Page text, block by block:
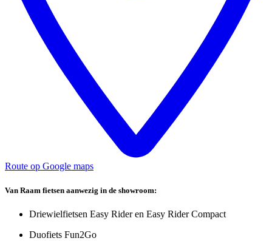
Route op Google maps
Van Raam fietsen aanwezig in de showroom:
Driewielfietsen Easy Rider en Easy Rider Compact
Duofiets Fun2Go